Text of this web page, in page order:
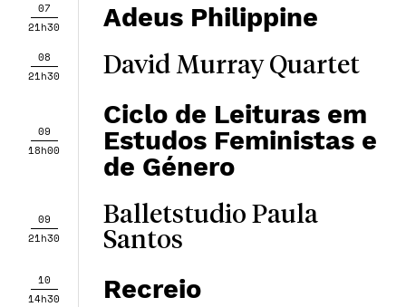
07
21h30
Adeus Philippine
08
21h30
David Murray Quartet
09
18h00
Ciclo de Leituras em
Estudos Feministas e
de Género
09
21h30
Balletstudio Paula
Santos
10
14h30
Recreio